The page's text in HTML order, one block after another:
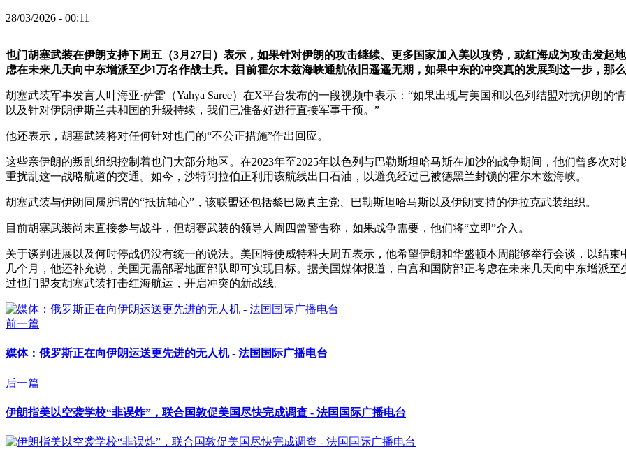
28/03/2026 - 00:11
也门胡塞武装在伊朗支持下周五（3月27日）表示，如果针对伊朗的攻击继续、更多国家加入美以攻势，或红海成为攻击发起
虑在未来几天向中东增派至少1万名作战士兵。目前霍尔木兹海峡通航依旧遥遥无期，如果中东的冲突真的发展到这一步，那
胡塞武装军事发言人叶海亚·萨雷（Yahya Saree）在X平台发布的一段视频中表示：“如果出现与美国和以色列结盟对抗伊
以及针对伊朗伊斯兰共和国的升级持续，我们已准备好进行直接军事干预。”
他还表示，胡塞武装将对任何针对也门的“不公正措施”作出回应。
这些亲伊朗的叛乱组织控制着也门大部分地区。在2023年至2025年以色列与巴勒斯坦哈马斯在加沙的战争期间，他们曾多次
重扰乱这一战略航道的交通。如今，沙特阿拉伯正利用该航线出口石油，以避免经过已被德黑兰封锁的霍尔木兹海峡。
胡塞武装与伊朗同属所谓的“抵抗轴心”，该联盟还包括黎巴嫩真主党、巴勒斯坦哈马斯以及伊朗支持的伊拉克武装组织。
目前胡塞武装尚未直接参与战斗，但胡赛武装的领导人周四曾警告称，如果战争需要，他们将“立即”介入。
关于谈判进展以及何时停战仍没有统一的说法。美国特使威特科夫周五表示，他希望伊朗和华盛顿本周能够举行会谈，以结
几个月，他还补充说，美国无需部署地面部队即可实现目标。据美国媒体报道，白宫和国防部正考虑在未来几天向中东增派
过也门盟友胡塞武装打击红海航运，开启冲突的新战线。
前一篇
媒体：俄罗斯正在向伊朗运送更先进的无人机 - 法国国际广播电台
后一篇
伊朗指美以空袭学校“非误炸”，联合国敦促美国尽快完成调查 - 法国国际广播电台